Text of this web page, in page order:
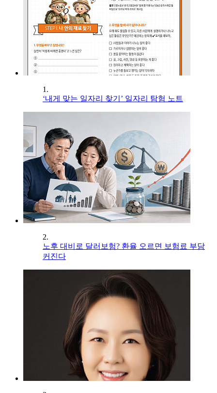
1.
‘내게 맞는 일자리 찾기’ 일자리 탐험 노트
2.
노후 대비로 달러보험? 환율 오르면 보험료 부담
커진다